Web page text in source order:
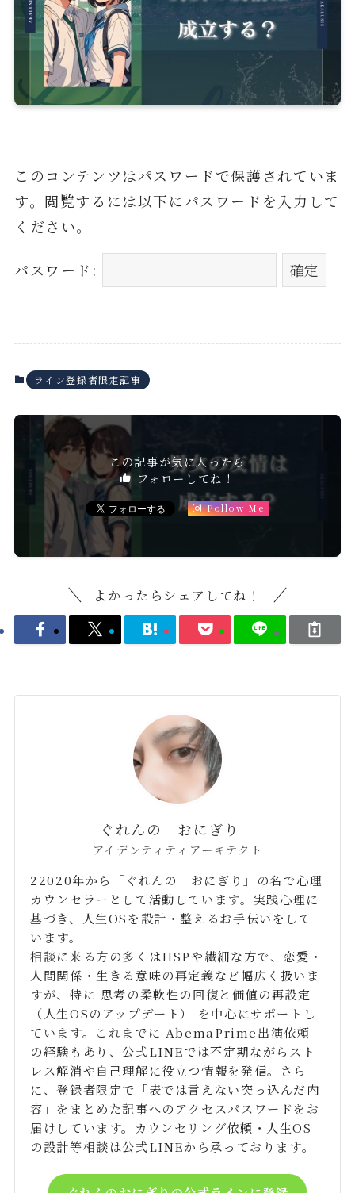
このコンテンツはパスワードで保護されていま
す。閲覧するには以下にパスワードを入力して
ください。
パスワード:
ライン登録者限定記事
この記事が気に入ったら
フォローしてね！
Follow Me
よかったらシェアしてね！
ぐれんの おにぎり
アイデンティティアーキテクト
22020年から「ぐれんの おにぎり」の名で心理
カウンセラーとして活動しています。実践心理に
基づき、人生OSを設計・整えるお手伝いをして
います。
相談に来る方の多くはHSPや繊細な方で、恋愛・
人間関係・生きる意味の再定義など幅広く扱いま
すが、特に 思考の柔軟性の回復と価値の再設定
（人生OSのアップデート） を中心にサポートし
ています。これまでに AbemaPrime出演依頼
の経験もあり、公式LINEでは不定期ながらスト
レス解消や自己理解に役立つ情報を発信。さら
に、登録者限定で「表では言えない突っ込んだ内
容」をまとめた記事へのアクセスパスワードをお
届けしています。カウンセリング依頼・人生OS
の設計等相談は公式LINEから承っております。